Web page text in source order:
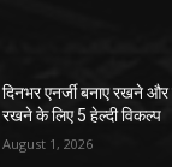
दिनभर एनर्जी बनाए रखने
रखने के लिए 5 हेल्दी विकल्प
August 1, 2026